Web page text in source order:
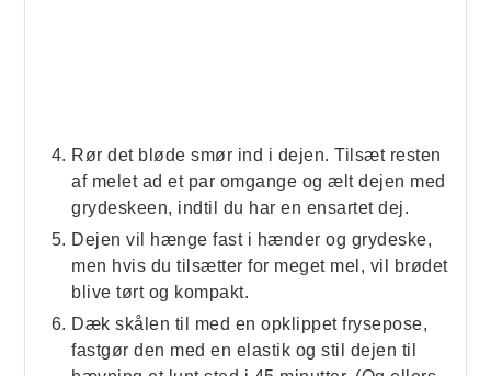
Rør det bløde smør ind i dejen. Tilsæt resten
af melet ad et par omgange og ælt dejen med
grydeskeen, indtil du har en ensartet dej.
Dejen vil hænge fast i hænder og grydeske,
men hvis du tilsætter for meget mel, vil brødet
blive tørt og kompakt.
Dæk skålen til med en opklippet frysepose,
fastgør den med en elastik og stil dejen til